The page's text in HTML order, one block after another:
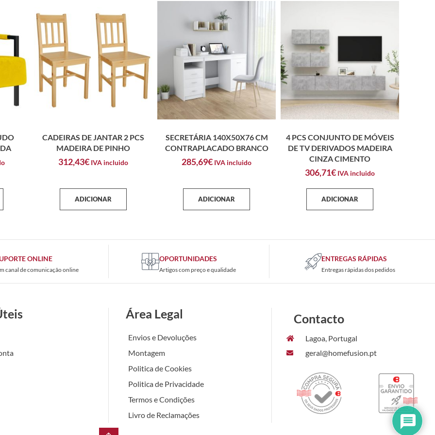
CADEIRAS DE JANTAR 2 PCS
MADEIRA DE PINHO
312,43€ IVA incluido
ADICIONAR
SECRETÁRIA 140X50X76 CM
CONTRAPLACADO BRANCO
285,69€ IVA incluido
ADICIONAR
4 PCS CONJUNTO DE MÓVEIS
DE TV DERIVADOS MADEIRA
CINZA CIMENTO
306,71€ IVA incluido
ADICIONAR
ONLINE
canal de comunicação online
OPORTUNIDADES
Artigos com preço e qualidade
ENTREGAS RÁPIDAS
Entregas rápidas dos pedidos
Área Legal
Envios e Devoluções
Montagem
Politica de Cookies
Politica de Privacidade
Termos e Condições
Livro de Reclamações
Contacto
Lagoa, Portugal
geral@homefusion.pt